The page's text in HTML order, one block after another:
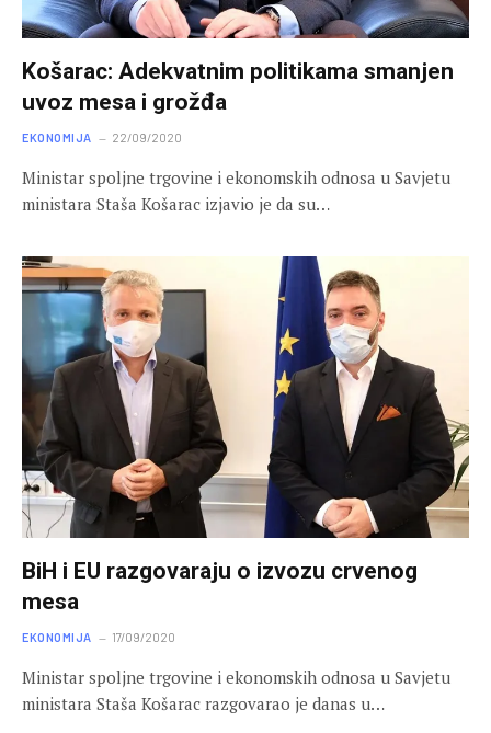
Košarac: Adekvatnim politikama smanjen
uvoz mesa i grožđa
EKONOMIJA 22/09/2020
Ministar spoljne trgovine i ekonomskih odnosa u Savjetu
ministara Staša Košarac izjavio je da su…
BiH i EU razgovaraju o izvozu crvenog
mesa
EKONOMIJA 17/09/2020
Ministar spoljne trgovine i ekonomskih odnosa u Savjetu
ministara Staša Košarac razgovarao je danas u…